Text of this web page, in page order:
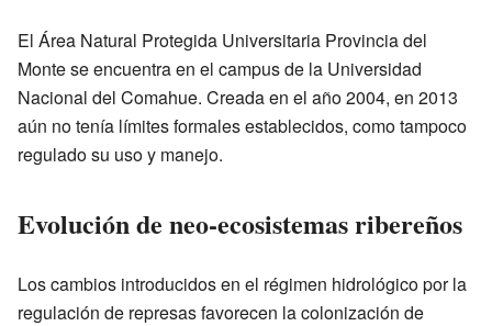
El Área Natural Protegida Universitaria Provincia del
Monte se encuentra en el campus de la Universidad
Nacional del Comahue. Creada en el año 2004, en 2013
aún no tenía límites formales establecidos, como tampoco
regulado su uso y manejo.
Evolución de neo-ecosistemas ribereños
Los cambios introducidos en el régimen hidrológico por la
regulación de represas favorecen la colonización de